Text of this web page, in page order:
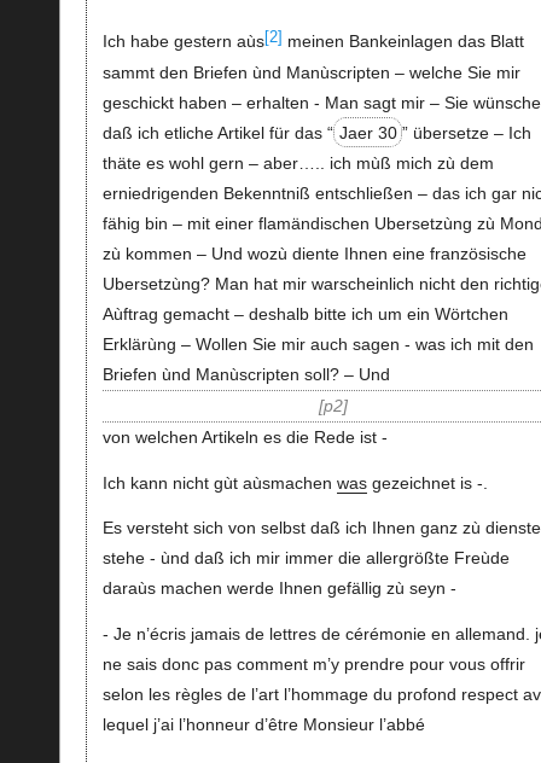
Ich habe gestern aùs[2] meinen Bankeinlagen das Blatt
sammt den Briefen ùnd Manùscripten – welche Sie mir
geschickt haben – erhalten - Man sagt mir – Sie
daß ich etliche Artikel für das “ Jaer 30 ” übersetze – Ich
thäte es wohl gern – aber….. ich mùß mich zù dem
erniedrigenden Bekenntniß entschließen – das ich gar
fähig bin – mit einer flamändischen Ubersetzùng zù
zù kommen – Und wozù diente Ihnen eine französische
Ubersetzùng? Man hat mir warscheinlich nicht den
Aùftrag gemacht – deshalb bitte ich um ein Wörtchen
Erklärùng – Wollen Sie mir auch sagen - was ich mit den
Briefen ùnd Manùscripten soll? – Und
p2
von welchen Artikeln es die Rede ist -
Ich kann nicht gùt aùsmachen wasgezeichnet is -.
Es versteht sich von selbst daß ich Ihnen ganz zù
stehe - ùnd daß ich mir immer die allergrößte Freùde
daraùs machen werde Ihnen gefällig zù seyn -
- Je n’écris jamais de lettres de cérémonie en allemand.
ne sais donc pas comment m’y prendre pour vous offrir
selon les règles de l’art l’hommage du profond respect
lequel j’ai l’honneur d’être Monsieur l’abbé